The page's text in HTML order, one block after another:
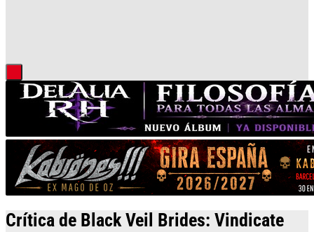
Crítica de Black Veil Brides: Vindicate